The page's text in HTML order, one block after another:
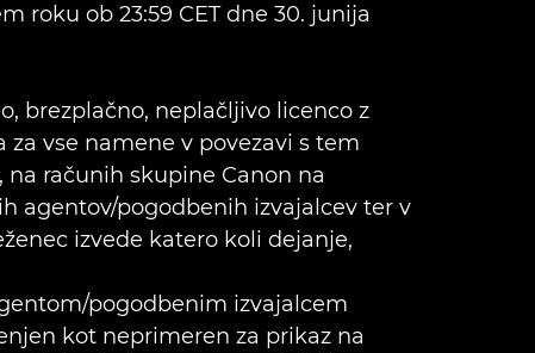
roku ob 23:59 CET dne 30. junija
brezplačno, neplačljivo licenco z
vse namene v povezavi s tem
računih skupine Canon na
agentov/pogodbenih izvajalcev ter v
izvede katero koli dejanje,
pogodbenim izvajalcem
kot neprimeren za prikaz na